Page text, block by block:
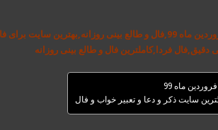
فال و طالع روزانه پنجشنبه 14 فروردین ماه 99,فال و طالع بینی
دقیق,فال فردا,کاملترین فال و طالع بینی روزانه
سایت ذکر و دعا و تعبیر خواب و فال